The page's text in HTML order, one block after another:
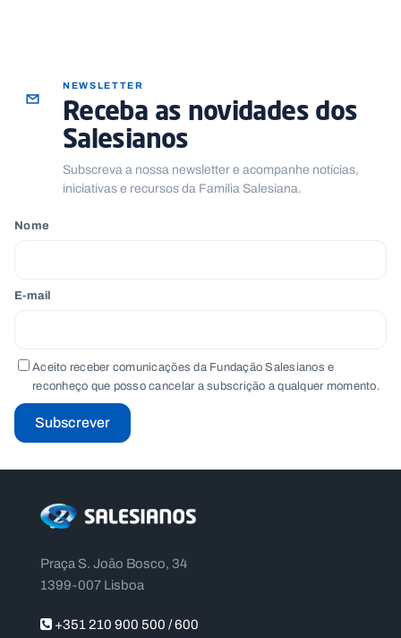
NEWSLETTER
Receba as novidades dos
Salesianos
Subscreva a nossa newsletter e acompanhe notícias,
iniciativas e recursos da Família Salesiana.
Nome
E-mail
Aceito receber comunicações da Fundação Salesianos e
reconheço que posso cancelar a subscrição a qualquer momento.
Subscrever
Praça S. João Bosco, 34
1399-007 Lisboa
+351 210 900 500 / 600